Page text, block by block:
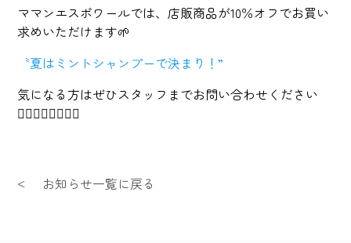
ママンエスポワールでは、店販商品が10％オフでお買い
求めいただけます🌱
〝夏はミントシャンプーで決まり！”
気になる方はぜひスタッフまでお問い合わせください
💁🏻‍♀️💁🏼‍♀️💁‍♀️
お知らせ一覧に戻る